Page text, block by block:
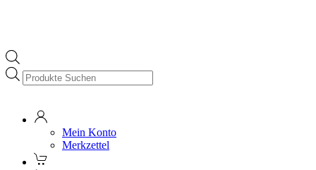
Products
search
Mein Konto
Merkzettel